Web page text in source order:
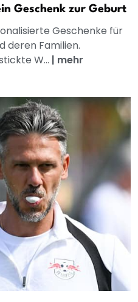
Geschenk zur Geburt
Geschenke für
deren Familien.
W... | mehr